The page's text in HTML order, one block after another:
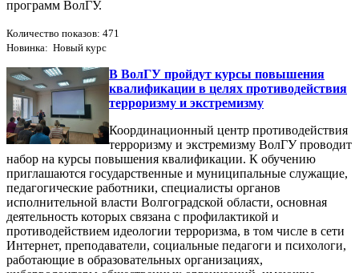
программ ВолГУ.
Количество показов: 471
Новинка: Новый курс
В ВолГУ пройдут курсы повышения
квалификации в целях противодействия
терроризму и экстремизму
Координационный центр противодействия
терроризму и экстремизму ВолГУ проводит
набор на курсы повышения квалификации. К обучению
приглашаются государственные и муниципальные служащие,
педагогические работники, специалисты органов
исполнительной власти Волгоградской области, основная
деятельность которых связана с профилактикой и
противодействием идеологии терроризма, в том числе в сети
Интернет, преподаватели, социальные педагоги и психологи,
работающие в образовательных организациях,